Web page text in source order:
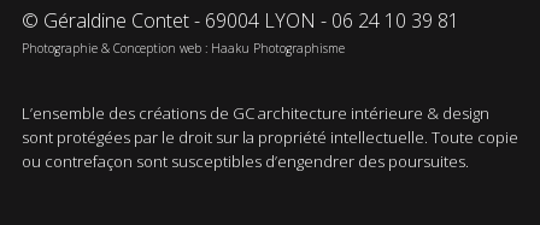
© Géraldine Contet - 69004 LYON - 06 24 10 39 81
Photographie & Conception web : Haaku Photographisme
L’ensemble des créations de GC architecture intérieure & design
sont protégées par le droit sur la propriété intellectuelle. Toute copie
ou contrefaçon sont susceptibles d’engendrer des poursuites.